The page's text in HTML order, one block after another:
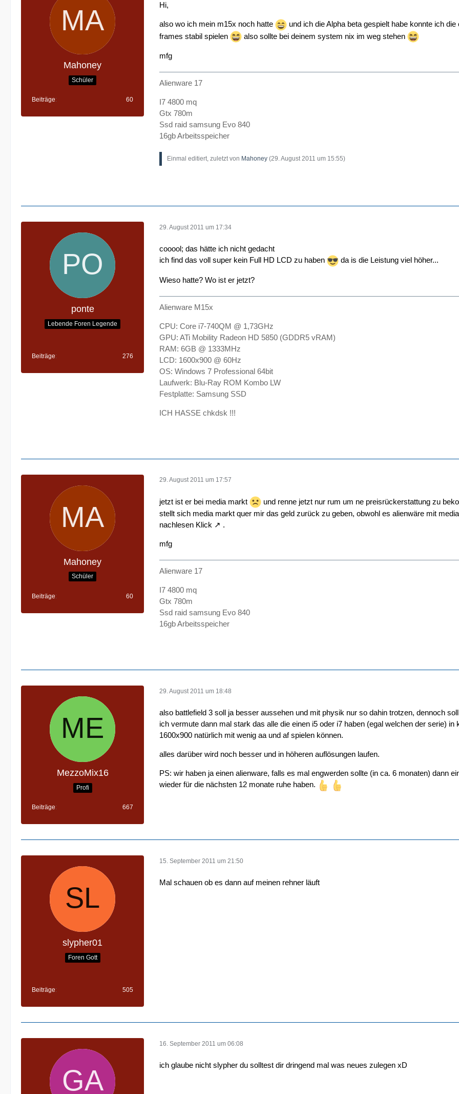
Mahoney
Schüler
Beiträge 60
Hi,
also wo ich mein m15x noch hatte
und ich die Alpha beta gespielt habe konnte ich
frames stabil spielen
also sollte bei deinem system nix im weg stehen
mfg
Alienware 17
I7 4800 mq
Gtx 780m
Ssd raid samsung Evo 840
16gb Arbeitsspeicher
Einmal editiert, zuletzt von Mahoney (29. August 2011 um 15:55)
ponte
Lebende Foren Legende
Beiträge 276
29. August 2011 um 17:34
cooool; das hätte ich nicht gedacht
ich find das voll super kein Full HD LCD zu haben
da is die Leistung viel höher...
Wieso hatte? Wo ist er jetzt?
Alienware M15x
CPU: Core i7-740QM @ 1,73GHz
GPU: ATi Mobility Radeon HD 5850 (GDDR5 vRAM)
RAM: 6GB @ 1333MHz
LCD: 1600x900 @ 60Hz
OS: Windows 7 Professional 64bit
Laufwerk: Blu-Ray ROM Kombo LW
Festplatte: Samsung SSD
ICH HASSE chkdsk !!!
Mahoney
Schüler
Beiträge 60
29. August 2011 um 17:57
jetzt ist er bei media markt
und renne jetzt nur rum um ne preisrückerstattung zu
stellt sich media markt quer mir das geld zurück zu geben, obwohl es alienwäre mit
nachlesen Klick .
mfg
Alienware 17
I7 4800 mq
Gtx 780m
Ssd raid samsung Evo 840
16gb Arbeitsspeicher
MezzoMix16
Profi
Beiträge 667
29. August 2011 um 18:48
also battlefield 3 soll ja besser aussehen und mit physik nur so dahin trotzen, dennoch
ich vermute dann mal stark das alle die einen i5 oder i7 haben (egal welchen der serie)
1600x900 natürlich mit wenig aa und af spielen können.
alles darüber wird noch besser und in höheren auflösungen laufen.
PS: wir haben ja einen alienware, falls es mal engwerden sollte (in ca. 6 monaten) dann
wieder für die nächsten 12 monate ruhe haben.
slypher01
Foren Gott
Beiträge 505
15. September 2011 um 21:50
Mal schauen ob es dann auf meinen rehner läuft
16. September 2011 um 06:08
ich glaube nicht slypher du solltest dir dringend mal was neues zulegen xD